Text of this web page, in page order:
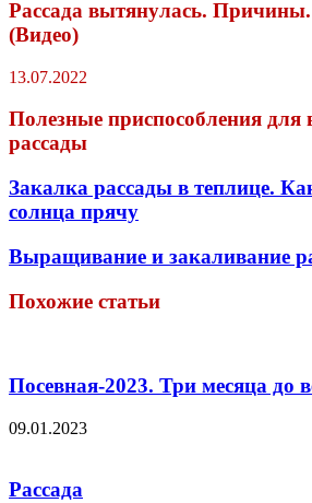
Рассада вытянулась.
(Видео)
13.07.2022
Полезные приспособления
рассады
Закалка рассады в теплице.
солнца прячу
Выращивание и закаливание
Похожие статьи
Посевная-2023. Три месяца до
09.01.2023
Рассада